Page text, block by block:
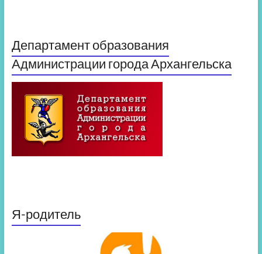
Департамент образования
Администрации города Архангельска
Я-родитель